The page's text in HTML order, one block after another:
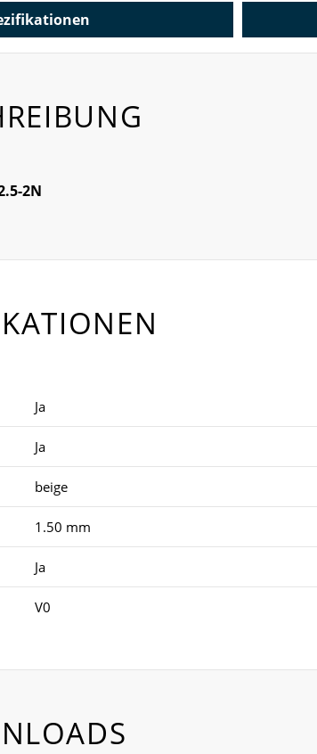
2N
Ja
Ja
beige
1.50 mm
Ja
V0